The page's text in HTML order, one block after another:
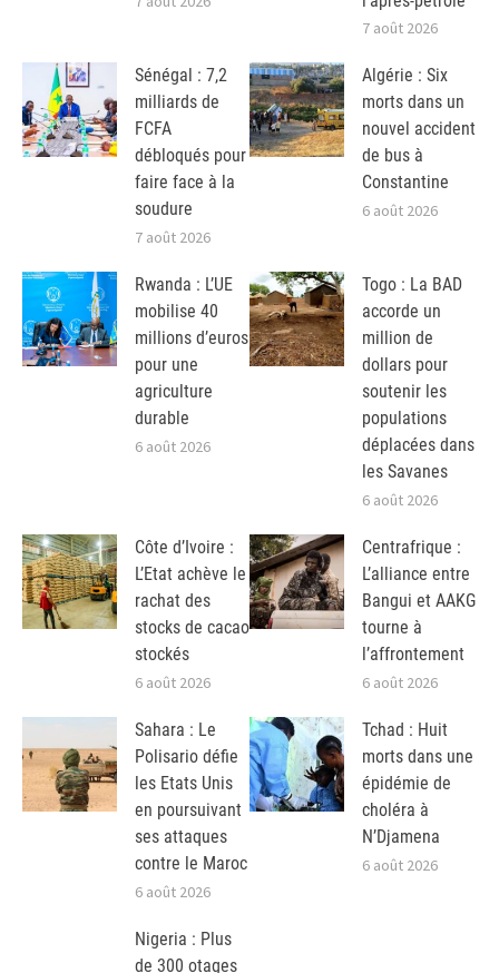
7 août 2026
Sénégal : 7,2
milliards de
FCFA
débloqués pour
faire face à la
soudure
7 août 2026
Algérie : Six
morts dans un
nouvel accident
de bus à
Constantine
6 août 2026
Rwanda : L’UE
mobilise 40
millions d’euros
pour une
agriculture
durable
6 août 2026
Togo : La BAD
accorde un
million de
dollars pour
soutenir les
populations
déplacées dans
les Savanes
6 août 2026
Côte d’Ivoire :
L’Etat achève le
rachat des
stocks de cacao
stockés
6 août 2026
Centrafrique :
L’alliance entre
Bangui et AAKG
tourne à
l’affrontement
6 août 2026
Sahara : Le
Polisario défie
les Etats Unis
en poursuivant
ses attaques
contre le Maroc
6 août 2026
Tchad : Huit
morts dans une
épidémie de
choléra à
N’Djamena
6 août 2026
Nigeria : Plus
de 300 otages